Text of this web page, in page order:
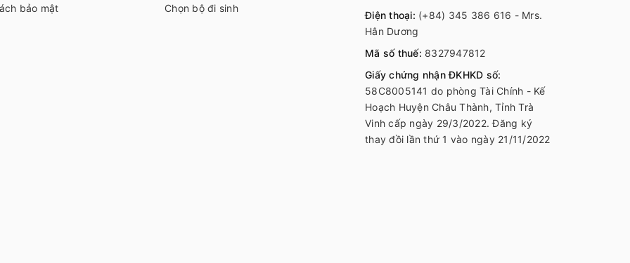
bảo mật
Chọn bộ đi sinh
Điện thoại: (+84) 345 386 616 - Mrs.
Hân Dương
Mã số thuế: 8327947812
Giấy chứng nhận ĐKHKD số:
58C8005141 do phòng Tài Chính - Kế
Hoạch Huyện Châu Thành, Tỉnh Trà
Vinh cấp ngày 29/3/2022. Đăng ký
thay đồi lần thứ 1 vào ngày 21/11/2022